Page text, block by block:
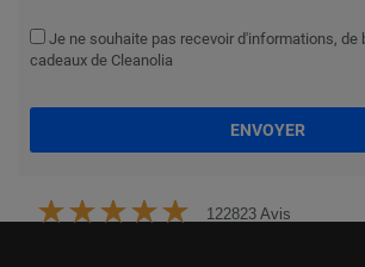
Je ne souhaite pas recevoir d'informations, de
cadeaux de Cleanolia
ENVOYER
122823 Avis